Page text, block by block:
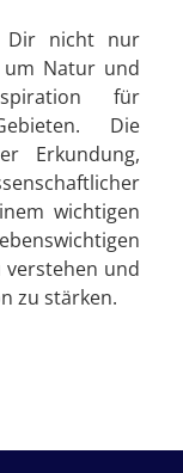
Dir nicht nur
Natur und
für
Die
Erkundung,
wichtigen
verstehen und
zu stärken.